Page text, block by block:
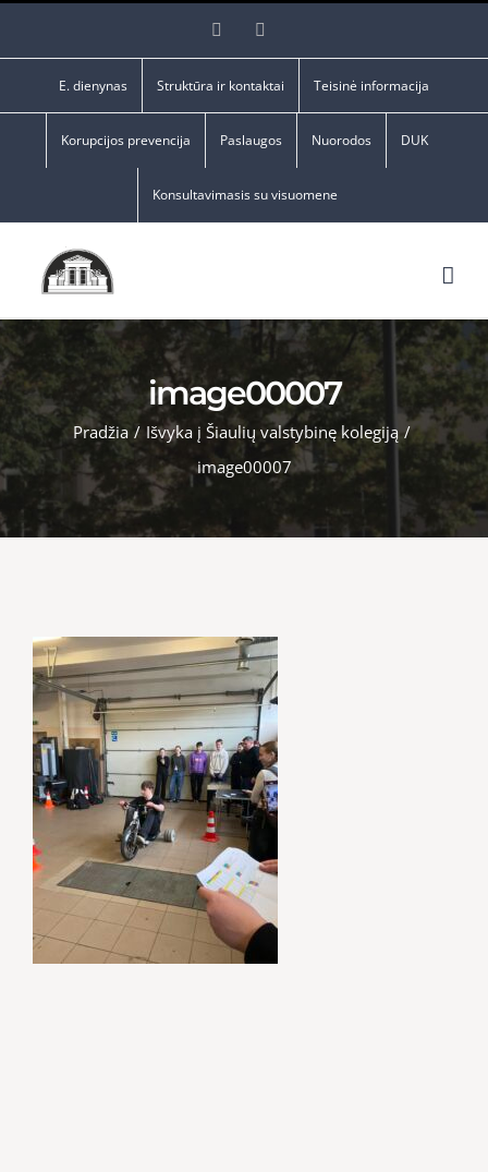
Facebook
E. dienynas Struktūra ir kontaktai Teisinė informacija
Korupcijos prevencija Paslaugos Nuorodos DUK
Konsultavimasis su visuomene
image00007
Pradžia / Išvyka į Šiaulių valstybinę kolegiją /
image00007